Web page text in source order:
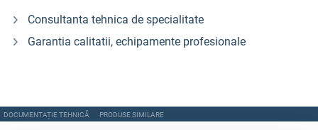
Consultanta tehnica de specialitate
Garantia calitatii, echipamente profesionale
DOCUMENTAȚIE TEHNICĂ PRODUSE SIMILARE